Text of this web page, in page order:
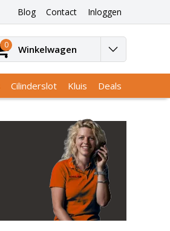
Blog Contact Inloggen
0 Winkelwagen
Cilinderslot Kluis Deals